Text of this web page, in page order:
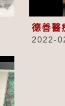
德善醫
2022-